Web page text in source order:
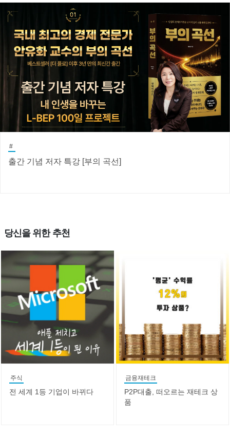
#
출간 기념 저자 특강 [부의 곡선]
당신을 위한 추천
주식
전 세계 1등 기업이 바뀌다
금융재테크
P2P대출, 떠오르는 재테크 상
품